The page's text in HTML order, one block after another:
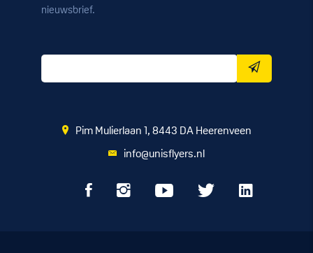
nieuwsbrief.
Pim Mulierlaan 1, 8443 DA Heerenveen
info@unisflyers.nl